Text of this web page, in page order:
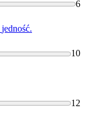
6
jedność.
10
12